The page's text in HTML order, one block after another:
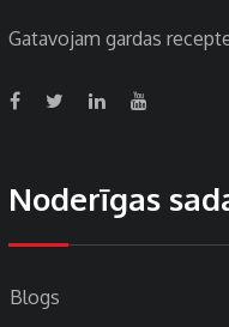
Gatavojam gardas
Noderīgas
Blogs